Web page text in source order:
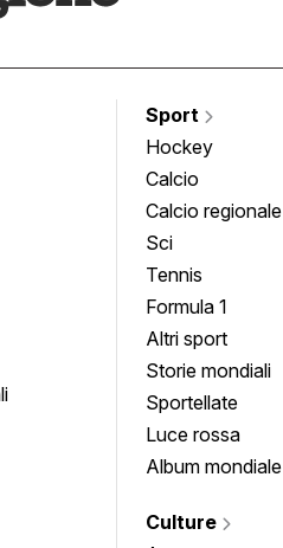
Sport
Hockey
Calcio
Calcio regionale
Sci
Tennis
Formula 1
Altri sport
Storie mondiali
Sportellate
Luce rossa
Album mondiale
Culture